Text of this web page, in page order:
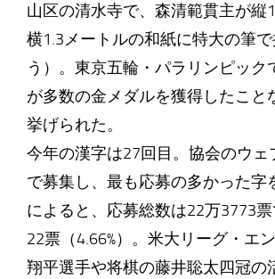
山区の清水寺で、森清範貫主が縦
横1.3メートルの和紙に特大の筆
う）。東京五輪・パラリンピック
が多数の金メダルを獲得したこと
挙げられた。
今年の漢字は27回目。協会のウェ
で募集し、最も応募の多かった字
によると、応募総数は22万3773
22票（4.66%）。米大リーグ・エ
翔平選手や将棋の藤井聡太四冠の